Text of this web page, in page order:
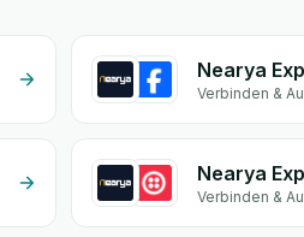
Verbinden &
Nearya
Verbinden &